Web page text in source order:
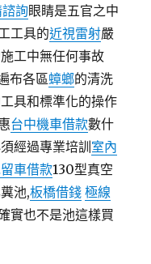
詢眼睛是五官之中
工具的近視雷射嚴
工中無任何事故
布各區蟑螂的清洗
具和標準化的操作
台中機車借款數什
經過專業培訓 室內
車借款130型真空
池,板橋借錢 極線
實也不是池這樣買